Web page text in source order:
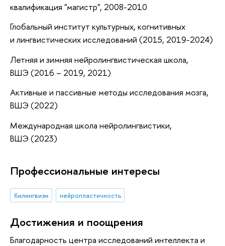
квалификация "магистр", 2008-2010
Глобальный институт культурных, когнитивных
и лингвистических исследований (2015, 2019-2024)
Летняя и зимняя нейролингвистическая школа,
ВШЭ (2016 – 2019, 2021)
Активные и пассивные методы исследования мозга,
ВШЭ (2022)
Международная школа нейролингвистики,
ВШЭ (2023)
Профессиональные интересы
билингвизм нейропластичность
Достижения и поощрения
Благодарность центра исследований интеллекта и